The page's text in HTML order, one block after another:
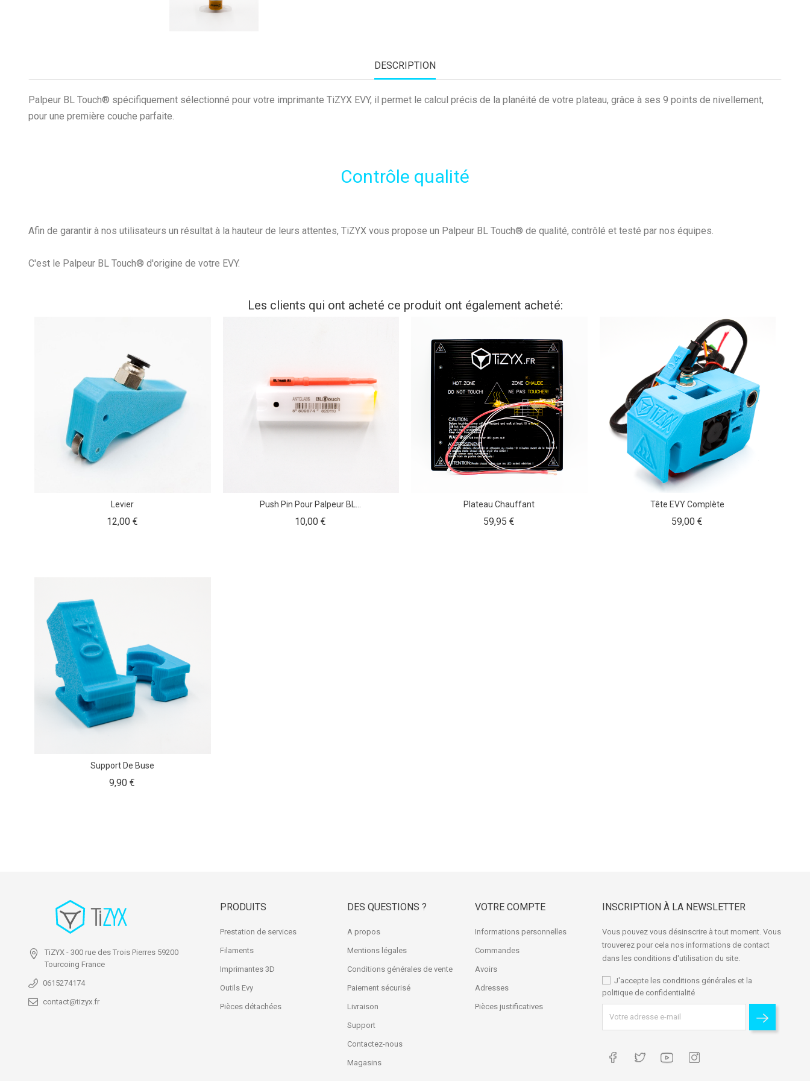
DESCRIPTION
Palpeur BL Touch® spécifiquement sélectionné pour votre imprimante TiZYX EVY, il permet le calcul précis de la planéité de votre plateau, grâce à ses 9 points de nivellement,
pour une première couche parfaite.
Contrôle qualité
Afin de garantir à nos utilisateurs un résultat à la hauteur de leurs attentes, TiZYX vous propose un Palpeur BL Touch® de qualité, contrôlé et testé par nos équipes.
C'est le Palpeur BL Touch® d'origine de votre EVY.
Les clients qui ont acheté ce produit ont également acheté:
Levier
12,00 €Prix
Push Pin Pour Palpeur BL...
10,00 €
Plateau Chauffant
59,95 €Prix
Tête EVY Complète
59,00 €
Support De Buse
9,90 €
TiZYX - 300 rue des Trois Pierres 59200
Tourcoing France
0615274174
contact@tizyx.fr
PRODUITS
Prestation de services
Filaments
Imprimantes 3D
Outils Evy
Pièces détachées
DES QUESTIONS ?
A propos
Mentions légales
Conditions générales de vente
Paiement sécurisé
Livraison
Support
Contactez-nous
Magasins
VOTRE COMPTE
Informations personnelles
Commandes
Avoirs
Adresses
Pièces justificatives
INSCRIPTION À LA NEWSLETTER
Vous pouvez vous désinscrire à tout moment. Vous
trouverez pour cela nos informations de contact
dans les conditions d'utilisation du site.
J'accepte les conditions générales et la
politique de confidentialité